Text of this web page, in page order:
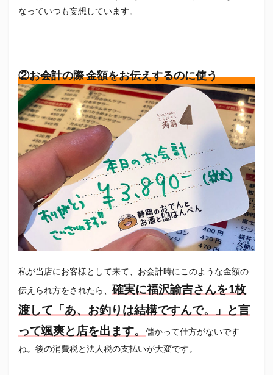
なっていつも妄想しています。
②お会計の際 金額をお伝えするのに使う
私が当店にお客様として来て、お会計時にこのような金額の
伝えられ方をされたら、確実に福沢諭吉さんを1枚
渡して「あ、お釣りは結構ですんで。」と言
って颯爽と店を出ます。
儲かって仕方がないです
ね。後の消費税と法人税の支払いが大変です。